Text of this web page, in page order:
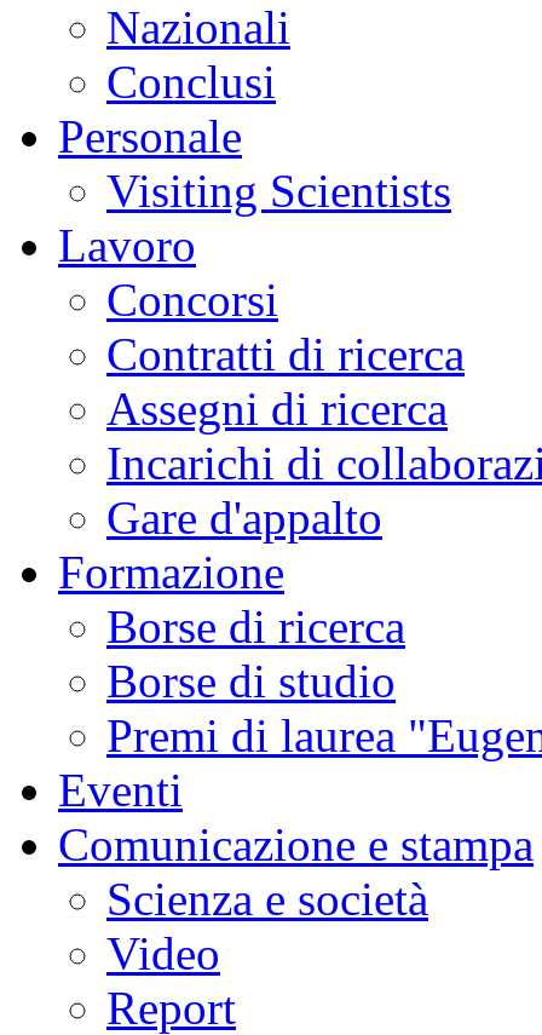
Nazionali
Conclusi
Personale
Visiting Scientists
Lavoro
Concorsi
Contratti di ricerca
Assegni di ricerca
Incarichi di
Gare d'appalto
Formazione
Borse di ricerca
Borse di studio
Premi di laurea
Eventi
Comunicazione e stampa
Scienza e società
Video
Report